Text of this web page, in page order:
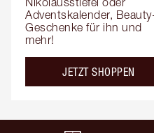
Adventskalender,
Geschenke für ihn und
mehr!
JETZT SHOPPEN